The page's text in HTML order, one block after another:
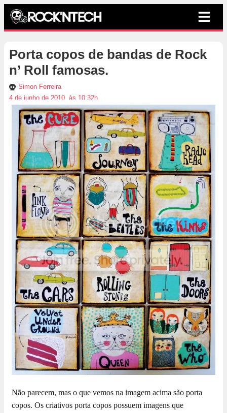
Porta copos de bandas de Rock
n’ Roll famosas.
Simon Ferreira
4 de junho de 2010, às 10:32h
Não parecem, mas o que vemos na imagem acima são porta
copos. Os criativos porta copos possuem imagens que